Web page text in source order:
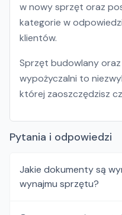
w nowy sprzęt oraz
kategorie w
klientów.
Sprzęt budowlany
wypożyczalni to
której zaoszczędzisz
Pytania i odpowiedzi
Jakie dokumenty są
wynajmu sprzętu?